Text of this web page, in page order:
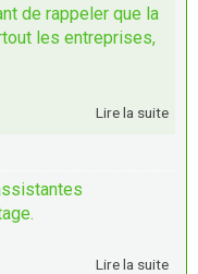
de rappeler que la
les entreprises,
Lire la suite
Lire la suite